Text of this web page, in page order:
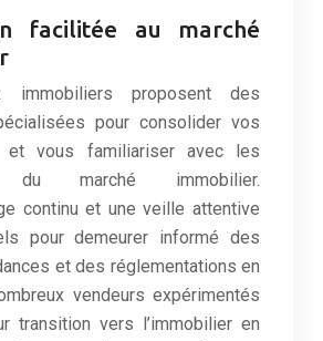
facilitée au marché
immobiliers proposent des
pour consolider vos
et vous familiariser avec les
du marché immobilier.
continu et une veille attentive
pour demeurer informé des
et des réglementations en
vendeurs expérimentés
transition vers l’immobilier en